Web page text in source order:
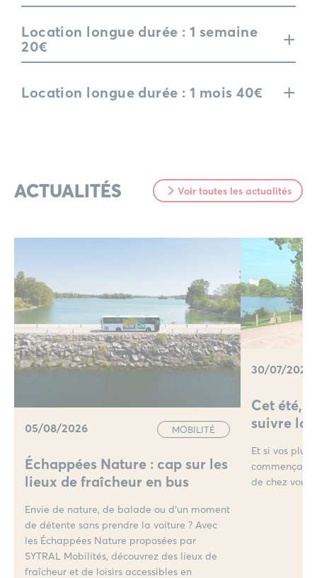
Location longue durée : 1 semaine
20€
+
Location longue durée : 1 mois 40€ +
ACTUALITÉS Voir toutes les actualités
05/08/2026 MOBILITÉ
Échappées Nature : cap sur les
lieux de fraîcheur en bus
Envie de nature, de balade ou d’un moment
de détente sans prendre la voiture ? Avec
les Échappées Nature proposées par
SYTRAL Mobilités, découvrez des lieux de
fraîcheur et de loisirs accessibles en
30/07/2026
Cet été,
suivre la
Et si vos plus
de chez vous ?